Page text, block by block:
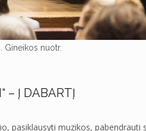
Gineikos nuotr.
– Į DABARTĮ
pasiklausyti muzikos, pabendrauti